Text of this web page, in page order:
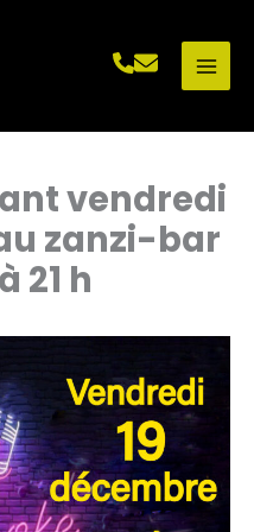
vendredi
zanzi-bar
21 h